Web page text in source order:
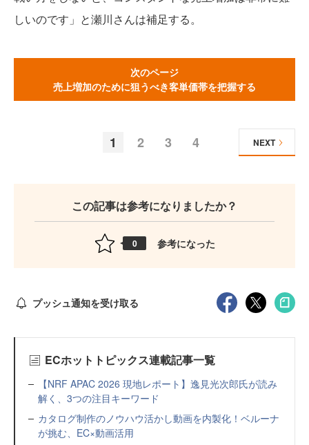
しいのです」と瀬川さんは補足する。
次のページ
売上増加のために狙うべき客単価帯を把握する
1 2 3 4 NEXT
この記事は参考になりましたか？
0 参考になった
プッシュ通知を受け取る
ECホットトピックス連載記事一覧
【NRF APAC 2026 現地レポート】逸見光次郎氏が読み
解く、3つの注目キーワード
カタログ制作のノウハウ活かし動画を内製化！ベルーナ
が挑む、EC×動画活用